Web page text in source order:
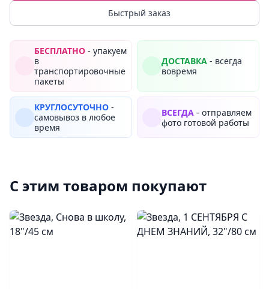
Быстрый заказ
БЕСПЛАТНО - упакуем
в
транспортировочные
пакеты
ДОСТАВКА - всегда
вовремя
КРУГЛОСУТОЧНО -
самовывоз в любое
время
ВСЕГДА - отправляем
фото готовой работы
С этим товаром покупают